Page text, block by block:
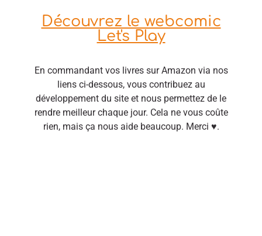
Découvrez le webcomic
Let's Play
En commandant vos livres sur Amazon via nos
liens ci-dessous, vous contribuez au
développement du site et nous permettez de le
rendre meilleur chaque jour. Cela ne vous coûte
rien, mais ça nous aide beaucoup. Merci ♥.